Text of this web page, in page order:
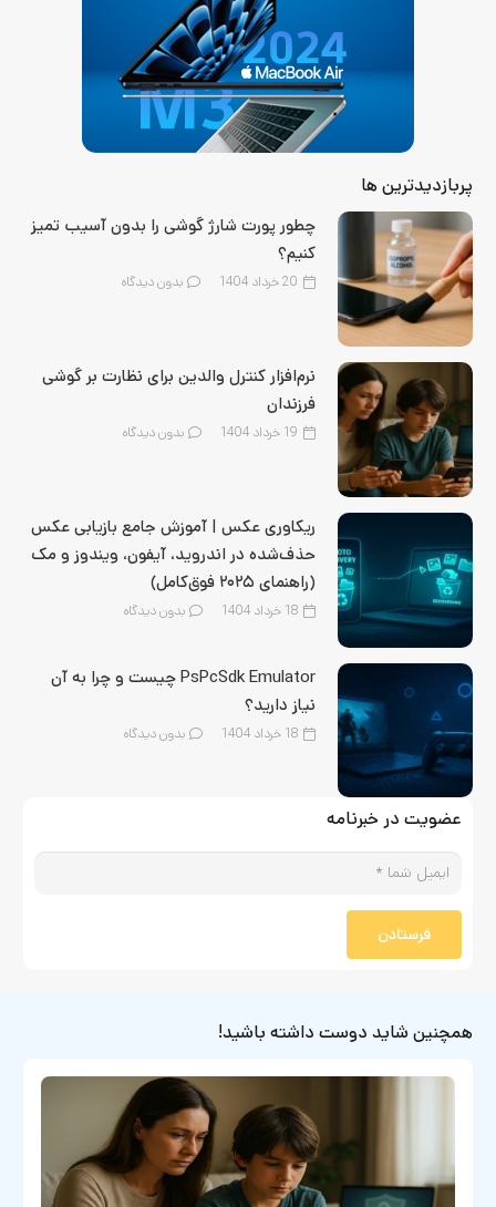
پربازدیدترین ها
چطور پورت شارژ گوشی را بدون آسیب تمیز
کنیم؟
20 خرداد 1404 بدون دیدگاه
نرم‌افزار کنترل والدین برای نظارت بر گوشی
فرزندان
19 خرداد 1404 بدون دیدگاه
ریکاوری عکس | آموزش جامع بازیابی عکس
حذف‌شده در اندروید، آیفون، ویندوز و مک
(راهنمای ۲۰۲۵ فوق‌کامل)
18 خرداد 1404 بدون دیدگاه
PsPcSdk Emulator چیست و چرا به آن
نیاز دارید؟
18 خرداد 1404 بدون دیدگاه
عضویت در خبرنامه
فرستادن
همچنین شاید دوست داشته باشید!